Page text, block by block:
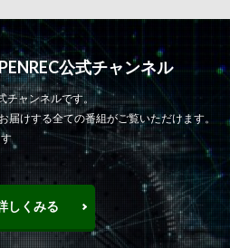
公式チャンネル
チャンネルです。
届けする全ての番組がご覧いただけます。
しくみる